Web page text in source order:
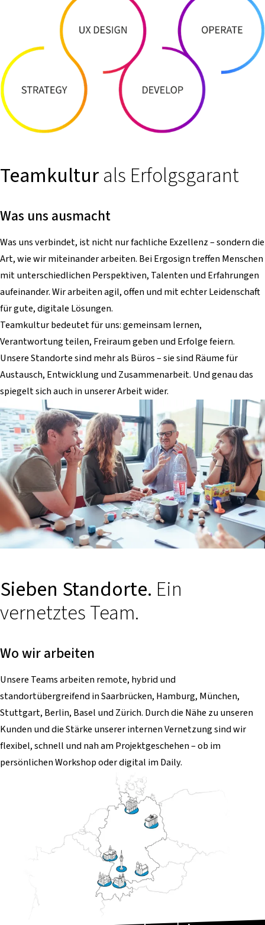
Teamkulturals Erfolgsgarant
Was uns ausmacht
Was uns verbindet, ist nicht nur fachliche Exzellenz – sondern die
Art, wie wir miteinander arbeiten. Bei Ergosign treffen Menschen
mit unterschiedlichen Perspektiven, Talenten und Erfahrungen
aufeinander. Wir arbeiten agil, offen und mit echter Leidenschaft
für gute, digitale Lösungen.
Teamkultur bedeutet für uns: gemeinsam lernen,
Verantwortung teilen, Freiraum geben und Erfolge feiern.
Unsere Standorte sind mehr als Büros – sie sind Räume für
Austausch, Entwicklung und Zusammenarbeit. Und genau das
spiegelt sich auch in unserer Arbeit wider.
Sieben Standorte. Ein
vernetztes Team.
Wo wir arbeiten
Unsere Teams arbeiten remote, hybrid und
standortübergreifend in Saarbrücken, Hamburg, München,
Stuttgart, Berlin, Basel und Zürich. Durch die Nähe zu unseren
Kunden und die Stärke unserer internen Vernetzung sind wir
flexibel, schnell und nah am Projektgeschehen – ob im
persönlichen Workshop oder digital im Daily.